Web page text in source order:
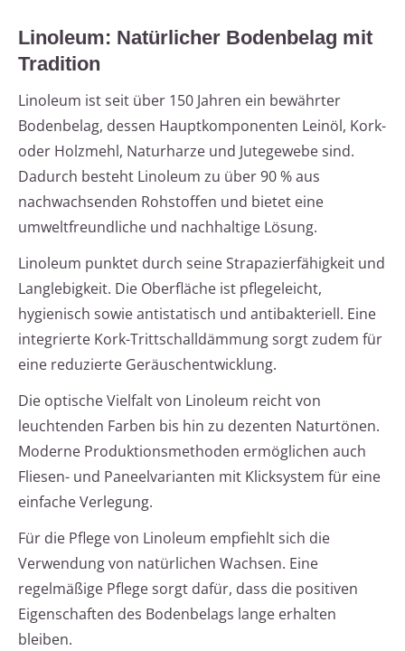
Linoleum: Natürlicher Bodenbelag mit
Tradition
Linoleum ist seit über 150 Jahren ein bewährter
Bodenbelag, dessen Hauptkomponenten Leinöl, Kork-
oder Holzmehl, Naturharze und Jutegewebe sind.
Dadurch besteht Linoleum zu über 90 % aus
nachwachsenden Rohstoffen und bietet eine
umweltfreundliche und nachhaltige Lösung.
Linoleum punktet durch seine Strapazierfähigkeit und
Langlebigkeit. Die Oberfläche ist pflegeleicht,
hygienisch sowie antistatisch und antibakteriell. Eine
integrierte Kork-Trittschalldämmung sorgt zudem für
eine reduzierte Geräuschentwicklung.
Die optische Vielfalt von Linoleum reicht von
leuchtenden Farben bis hin zu dezenten Naturtönen.
Moderne Produktionsmethoden ermöglichen auch
Fliesen- und Paneelvarianten mit Klicksystem für eine
einfache Verlegung.
Für die Pflege von Linoleum empfiehlt sich die
Verwendung von natürlichen Wachsen. Eine
regelmäßige Pflege sorgt dafür, dass die positiven
Eigenschaften des Bodenbelags lange erhalten
bleiben.